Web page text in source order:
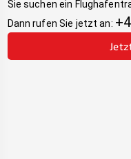
Sie suchen ein
Dann rufen Sie jetzt an: